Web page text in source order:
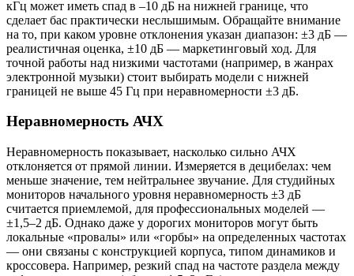
кГц может иметь спад в –10 дБ на нижней границе, что
сделает бас практически неслышимым. Обращайте внимание
на то, при каком уровне отклонения указан диапазон: ±3 дБ —
реалистичная оценка, ±10 дБ — маркетинговый ход. Для
точной работы над низкими частотами (например, в жанрах
электронной музыки) стоит выбирать модели с нижней
границей не выше 45 Гц при неравномерности ±3 дБ.
Неравномерность АЧХ
Неравномерность показывает, насколько сильно АЧХ
отклоняется от прямой линии. Измеряется в децибелах: чем
меньше значение, тем нейтральнее звучание. Для студийных
мониторов начального уровня неравномерность ±3 дБ
считается приемлемой, для профессиональных моделей —
±1,5–2 дБ. Однако даже у дорогих мониторов могут быть
локальные «провалы» или «горбы» на определенных частотах
— они связаны с конструкцией корпуса, типом динамиков и
кроссовера. Например, резкий спад на частоте раздела между